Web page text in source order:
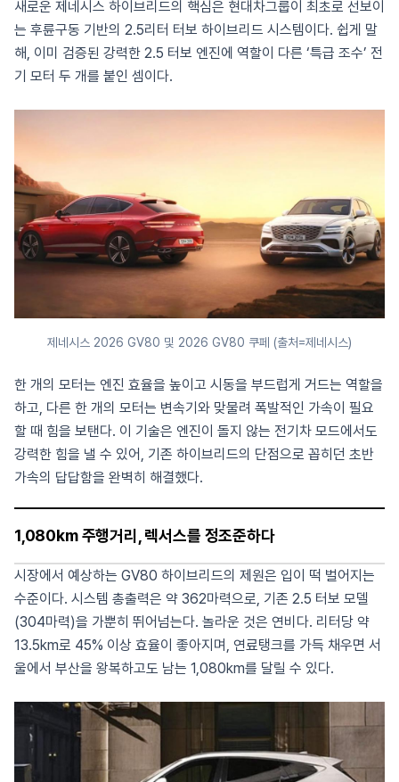
새로운 제네시스 하이브리드의 핵심은 현대차그룹이 최초로 선보이
는 후륜구동 기반의 2.5리터 터보 하이브리드 시스템이다. 쉽게 말
해, 이미 검증된 강력한 2.5 터보 엔진에 역할이 다른 ‘특급 조수’ 전
기 모터 두 개를 붙인 셈이다.
제네시스 2026 GV80 및 2026 GV80 쿠페 (출처=제네시스)
한 개의 모터는 엔진 효율을 높이고 시동을 부드럽게 거드는 역할을
하고, 다른 한 개의 모터는 변속기와 맞물려 폭발적인 가속이 필요
할 때 힘을 보탠다. 이 기술은 엔진이 돌지 않는 전기차 모드에서도
강력한 힘을 낼 수 있어, 기존 하이브리드의 단점으로 꼽히던 초반
가속의 답답함을 완벽히 해결했다.
1,080km 주행거리, 렉서스를 정조준하다
시장에서 예상하는 GV80 하이브리드의 제원은 입이 떡 벌어지는
수준이다. 시스템 총출력은 약 362마력으로, 기존 2.5 터보 모델
(304마력)을 가뿐히 뛰어넘는다. 놀라운 것은 연비다. 리터당 약
13.5km로 45% 이상 효율이 좋아지며, 연료탱크를 가득 채우면 서
울에서 부산을 왕복하고도 남는 1,080km를 달릴 수 있다.